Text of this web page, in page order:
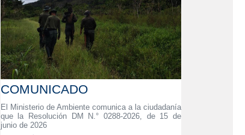
COMUNICADO
El Ministerio de Ambiente comunica a la ciudadanía
que la Resolución DM N.° 0288-2026, de 15 de
junio de 2026